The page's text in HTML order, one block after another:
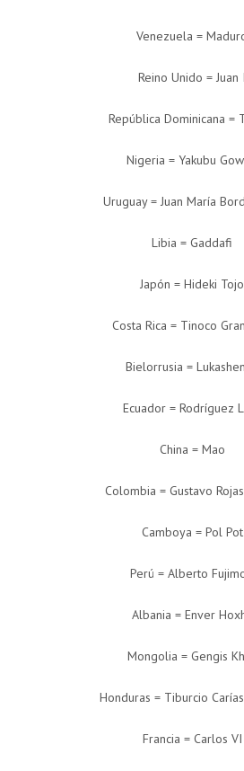
Venezuela =
Reino Unido = Juan I
República Dominicana =
Nigeria = Yakubu
Uruguay = Juan María
Libia = Gaddafi
Japón = Hideki Tojo
Costa Rica = Tinoco
Bielorrusia =
Ecuador = Rodríguez
China = Mao
Colombia = Gustavo
Camboya = Pol Pot
Perú = Alberto
Albania = Enver
Mongolia = Gengis
Honduras = Tiburcio
Francia = Carlos VI